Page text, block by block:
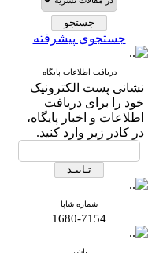
جستجوی پیشرفته
دریافت اطلاعات پایگاه
نشانی پست الکترونیک
خود را برای دریافت
اطلاعات و اخبار پایگاه،
در کادر زیر وارد کنید.
شماره شاپا
1680-7154